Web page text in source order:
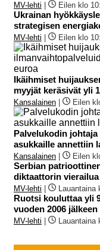
MV-lehti Eilen klo
Ukrainan
strategisen
MV-lehti Eilen klo
Ikäihmiset
myyjät keräsivät yli
Kansalainen Eilen
Palvelukodin
asukkaille annettiin
Kansalainen Eilen
Serbian
diktaattorin
MV-lehti Lauantaina
Ruotsi kouluttaa yli
vuoden 2006 jälkeen
MV-lehti Lauantaina